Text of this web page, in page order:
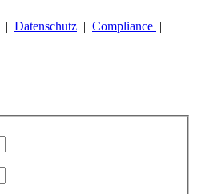
| Datenschutz | Compliance |